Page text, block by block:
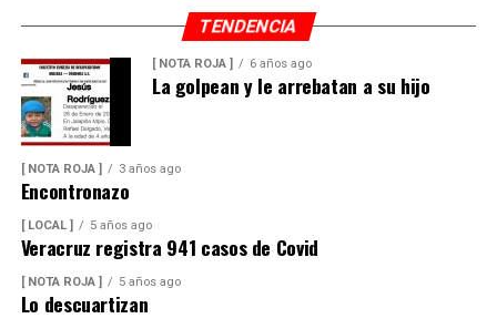
TENDENCIA
[ NOTA ROJA ] 6 años ago
La golpean y le arrebatan a su hijo
[ NOTA ROJA ] 3 años ago
Encontronazo
[ LOCAL ] 5 años ago
Veracruz registra 941 casos de Covid
[ NOTA ROJA ] 5 años ago
Lo descuartizan